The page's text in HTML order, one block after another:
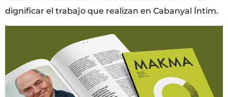
dignificar el trabajo que realizan en Cabanyal Íntim.